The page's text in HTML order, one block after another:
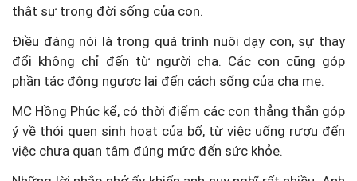
thật sự trong đời sống của con.
Điều đáng nói là trong quá trình nuôi dạy con, sự thay
đổi không chỉ đến từ người cha. Các con cũng góp
phần tác động ngược lại đến cách sống của cha mẹ.
MC Hồng Phúc kể, có thời điểm các con thẳng thắn góp
ý về thói quen sinh hoạt của bố, từ việc uống rượu đến
việc chưa quan tâm đúng mức đến sức khỏe.